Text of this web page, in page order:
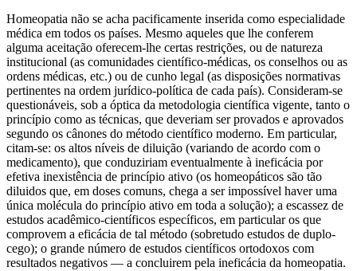
Homeopatia não se acha pacificamente inserida como especialidade
médica em todos os países. Mesmo aqueles que lhe conferem
alguma aceitação oferecem-lhe certas restrições, ou de natureza
institucional (as comunidades científico-médicas, os conselhos ou as
ordens médicas, etc.) ou de cunho legal (as disposições normativas
pertinentes na ordem jurídico-política de cada país). Consideram-se
questionáveis, sob a óptica da metodologia científica vigente, tanto o
princípio como as técnicas, que deveriam ser provados e aprovados
segundo os cânones do método científico moderno. Em particular,
citam-se: os altos níveis de diluição (variando de acordo com o
medicamento), que conduziriam eventualmente à ineficácia por
efetiva inexistência de princípio ativo (os homeopáticos são tão
diluidos que, em doses comuns, chega a ser impossível haver uma
única molécula do princípio ativo em toda a solução); a escassez de
estudos acadêmico-científicos específicos, em particular os que
comprovem a eficácia de tal método (sobretudo estudos de duplo-
cego); o grande número de estudos científicos ortodoxos com
resultados negativos — a concluirem pela ineficácia da homeopatia.